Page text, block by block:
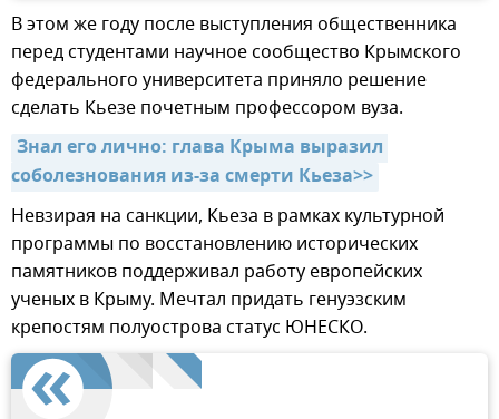
В этом же году после выступления общественника
перед студентами научное сообщество Крымского
федерального университета приняло решение
сделать Кьезе почетным профессором вуза.
Знал его лично: глава Крыма выразил
соболезнования из-за смерти Кьеза>>
Невзирая на санкции, Кьеза в рамках культурной
программы по восстановлению исторических
памятников поддерживал работу европейских
ученых в Крыму. Мечтал придать генуэзским
крепостям полуострова статус ЮНЕСКО.